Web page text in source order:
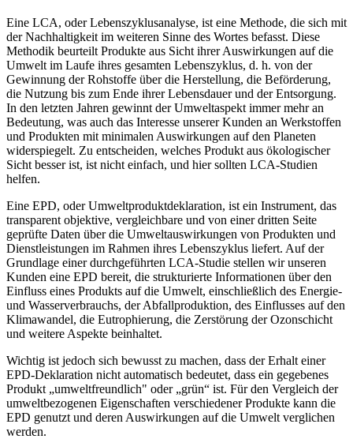
Eine LCA, oder Lebenszyklusanalyse, ist eine Methode, die sich mit
der Nachhaltigkeit im weiteren Sinne des Wortes befasst. Diese
Methodik beurteilt Produkte aus Sicht ihrer Auswirkungen auf die
Umwelt im Laufe ihres gesamten Lebenszyklus, d. h. von der
Gewinnung der Rohstoffe über die Herstellung, die Beförderung,
die Nutzung bis zum Ende ihrer Lebensdauer und der Entsorgung.
In den letzten Jahren gewinnt der Umweltaspekt immer mehr an
Bedeutung, was auch das Interesse unserer Kunden an Werkstoffen
und Produkten mit minimalen Auswirkungen auf den Planeten
widerspiegelt. Zu entscheiden, welches Produkt aus ökologischer
Sicht besser ist, ist nicht einfach, und hier sollten LCA-Studien
helfen.
Eine EPD, oder Umweltproduktdeklaration, ist ein Instrument, das
transparent objektive, vergleichbare und von einer dritten Seite
geprüfte Daten über die Umweltauswirkungen von Produkten und
Dienstleistungen im Rahmen ihres Lebenszyklus liefert. Auf der
Grundlage einer durchgeführten LCA-Studie stellen wir unseren
Kunden eine EPD bereit, die strukturierte Informationen über den
Einfluss eines Produkts auf die Umwelt, einschließlich des Energie-
und Wasserverbrauchs, der Abfallproduktion, des Einflusses auf den
Klimawandel, die Eutrophierung, die Zerstörung der Ozonschicht
und weitere Aspekte beinhaltet.
Wichtig ist jedoch sich bewusst zu machen, dass der Erhalt einer
EPD-Deklaration nicht automatisch bedeutet, dass ein gegebenes
Produkt „umweltfreundlich" oder „grün“ ist. Für den Vergleich der
umweltbezogenen Eigenschaften verschiedener Produkte kann die
EPD genutzt und deren Auswirkungen auf die Umwelt verglichen
werden.